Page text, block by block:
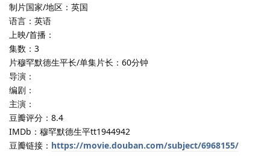
制片国家/地区：英国
语言：英语
上映/首播：
集数：3
片穆罕默德生平长/单集片长：60分钟
导演：
编剧：
主演：
豆瓣评分：8.4
IMDb：穆罕默德生平tt1944942
豆瓣链接： https://movie.douban.com/subject/6968155/